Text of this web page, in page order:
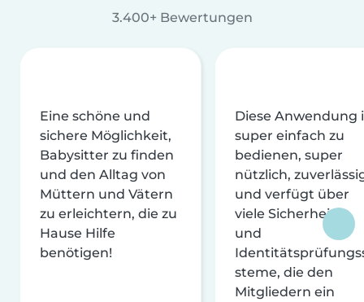
3.400+ Bewertungen
Eine schöne und
sichere Möglichkeit,
Babysitter zu finden
und den Alltag von
Müttern und Vätern
zu erleichtern, die zu
Hause Hilfe
benötigen!
Diese Anwendung
super einfach zu
bedienen, super
nützlich,
und verfügt über
viele Sicherheits-
und
steme, die den
Mitgliedern ein